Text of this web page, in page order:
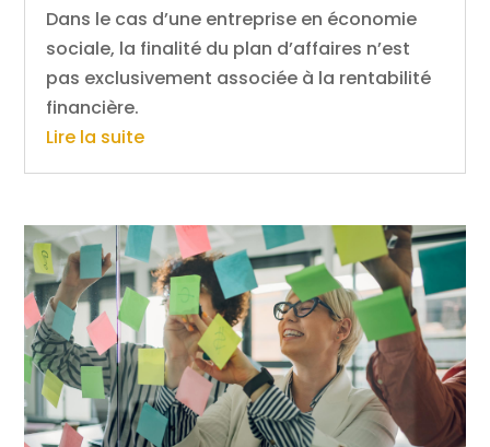
Dans le cas d’une entreprise en économie
sociale, la finalité du plan d’affaires n’est
pas exclusivement associée à la rentabilité
financière.
Lire la suite